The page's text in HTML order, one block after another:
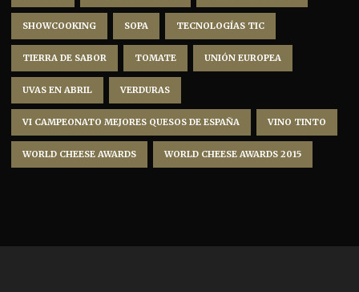
SHOWCOOKING SOPA TECNOLOGÍAS TIC
TIERRA DE SABOR TOMATE UNIÓN EUROPEA
UVAS EN ABRIL VERDURAS
VI CAMPEONATO MEJORES QUESOS DE ESPAÑA VINO TINTO
WORLD CHEESE AWARDS WORLD CHEESE AWARDS 2015